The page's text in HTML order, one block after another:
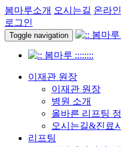
봄마루소개 오시는길 온라
로그인
Toggle navigation
이재관 원장
이재관 원장
병원 소개
올바른 리프팅
오시는길&진료
리프팅